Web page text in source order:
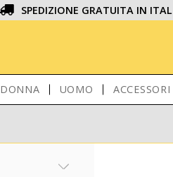
SPEDIZIONE GRATUITA IN
DONNA UOMO ACCESSORI